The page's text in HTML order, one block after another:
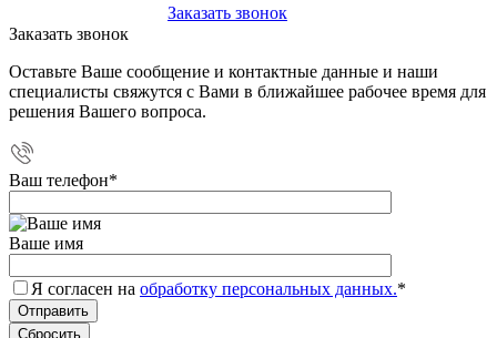
Заказать звонок
Заказать звонок
Оставьте Ваше сообщение и контактные данные и наши
специалисты свяжутся с Вами в ближайшее рабочее время для
решения Вашего вопроса.
Ваш телефон*
Ваше имя
Я согласен на обработку персональных данных.*